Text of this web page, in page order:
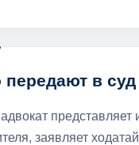
передают в суд
представляет
заявляет